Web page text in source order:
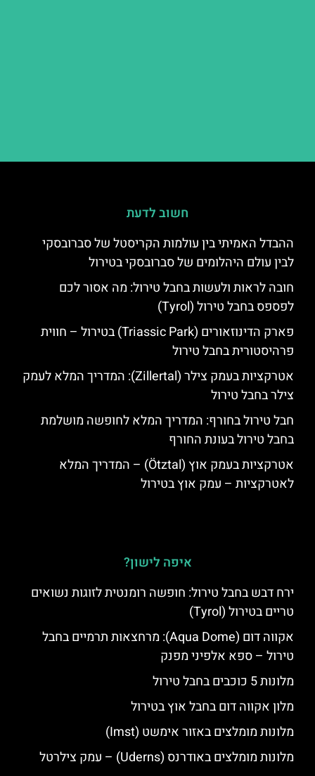
חשוב לדעת
ההבדל האמיתי בין עולמות הקריסטל של סברובסקי
לבין עולם היהלומים של סברובסקי בטירול
חובה לראות ולעשות בחבל טירול: מה אסור לכם
לפספס בחבל טירול (Tyrol)
פארק הדינוזאורים (Triassic Park) בטירול – חווית
פרהיסטורית בחבל טירול
אטרקציות בעמק צילר (Zillertal): המדריך המלא לעמק
צילר בחבל טירול
חבל טירול בחורף: המדריך המלא לחופשה מושלמת
בחבל טירול בעונת החורף
אטרקציות בעמק אוץ (Ötztal) – המדריך המלא
לאטרקציות – עמק אוץ בטירול
איפה לישון?
ירח דבש בחבל טירול: חופשה רומנטית לזוגות נשואים
טריים בטירול (Tyrol)
אקווה דום (Aqua Dome): מרחצאות תרמיים בחבל
טירול – ספא אלפיני מפנק
מלונות 5 כוכבים בחבל טירול
מלון אקווה דום בחבל אוץ בטירול
מלונות מומלצים באזור אימשט (Imst)
מלונות מומלצים באודרנס (Uderns) – עמק צילרטל